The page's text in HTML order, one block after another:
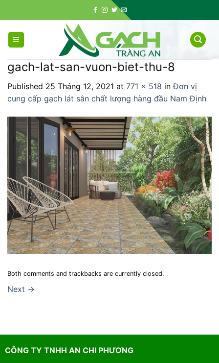
to
content
gach-lat-san-vuon-biet-thu-8
Published 25 Tháng 12, 2021 at 771 × 518 inĐơn vị
cung cấp gạch lát sân chất lượng hàng đầu Nam Định
Both comments and trackbacks are currently closed.
Next →
CÔNG TY TNHH AN CHI PHƯƠNG